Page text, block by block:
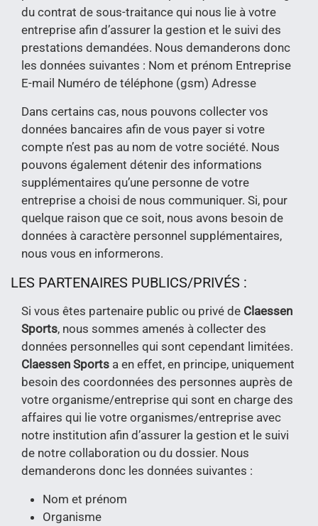
du contrat de sous-traitance qui nous lie à votre
entreprise afin d’assurer la gestion et le suivi des
prestations demandées. Nous demanderons donc
les données suivantes : Nom et prénom Entreprise
E-mail Numéro de téléphone (gsm) Adresse
Dans certains cas, nous pouvons collecter vos
données bancaires afin de vous payer si votre
compte n’est pas au nom de votre société. Nous
pouvons également détenir des informations
supplémentaires qu’une personne de votre
entreprise a choisi de nous communiquer. Si, pour
quelque raison que ce soit, nous avons besoin de
données à caractère personnel supplémentaires,
nous vous en informerons.
LES PARTENAIRES PUBLICS/PRIVÉS :
Si vous êtes partenaire public ou privé de Claessen
Sports, nous sommes amenés à collecter des
données personnelles qui sont cependant limitées.
Claessen Sports a en effet, en principe, uniquement
besoin des coordonnées des personnes auprès de
votre organisme/entreprise qui sont en charge des
affaires qui lie votre organismes/entreprise avec
notre institution afin d’assurer la gestion et le suivi
de notre collaboration ou du dossier. Nous
demanderons donc les données suivantes :
Nom et prénom
Organisme